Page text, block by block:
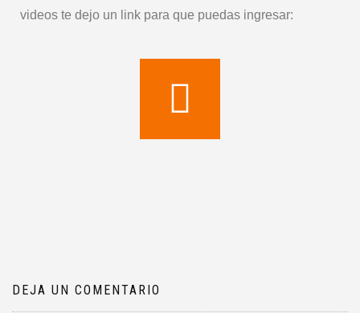
videos te dejo un link para que puedas ingresar:
DEJA UN COMENTARIO